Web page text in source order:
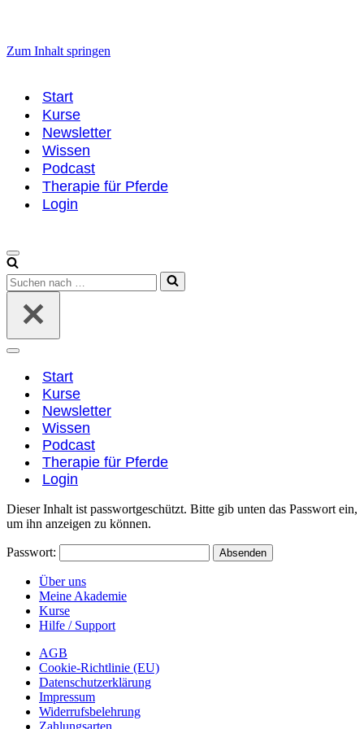
Zum Inhalt springen
Start
Kurse
Newsletter
Wissen
Podcast
Therapie für Pferde
Login
Navigationsmenü
Suchen
nach …
Navigationsmenü
Start
Kurse
Newsletter
Wissen
Podcast
Therapie für Pferde
Login
Dieser Inhalt ist passwortgeschützt. Bitte gib unten das Passwort ein,
um ihn anzeigen zu können.
Passwort:
Über uns
Meine Akademie
Kurse
Hilfe / Support
AGB
Cookie-Richtlinie (EU)
Datenschutzerklärung
Impressum
Widerrufsbelehrung